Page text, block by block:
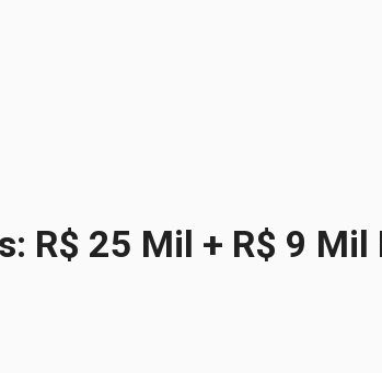
R$ 25 Mil + R$ 9 Mil